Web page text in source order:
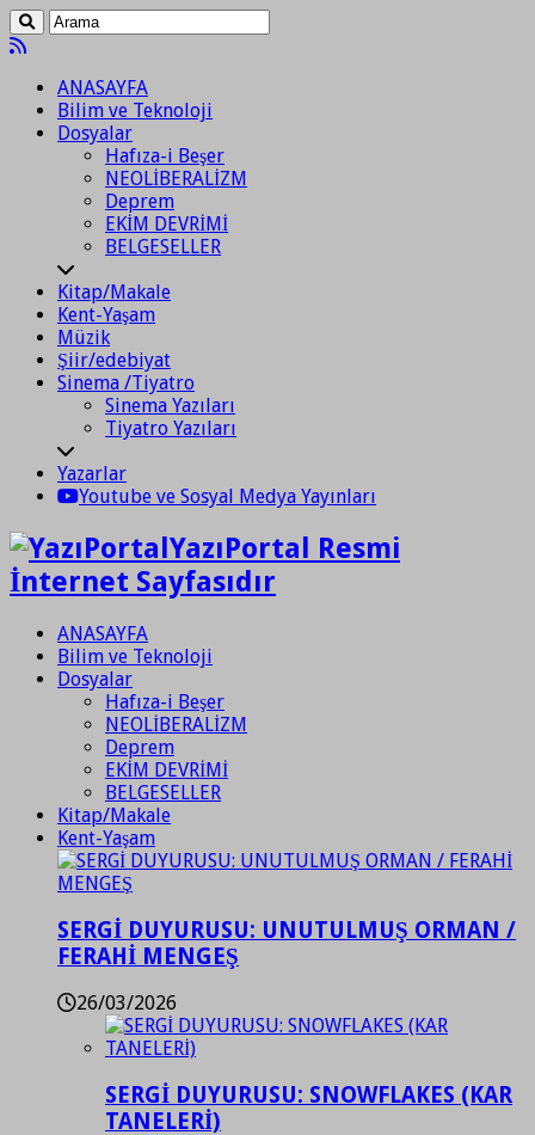
ANASAYFA
Bilim ve Teknoloji
Dosyalar
Hafıza-i Beşer
NEOLİBERALİZM
Deprem
EKİM DEVRİMİ
BELGESELLER
Kitap/Makale
Kent-Yaşam
Müzik
Şiir/edebiyat
Sinema /Tiyatro
Sinema Yazıları
Tiyatro Yazıları
Yazarlar
Youtube ve Sosyal Medya Yayınları
YazıPortal Resmi
İnternet Sayfasıdır
ANASAYFA
Bilim ve Teknoloji
Dosyalar
Hafıza-i Beşer
NEOLİBERALİZM
Deprem
EKİM DEVRİMİ
BELGESELLER
Kitap/Makale
Kent-Yaşam
SERGİ DUYURUSU: UNUTULMUŞ ORMAN /
FERAHİ MENGEŞ
26/03/2026
SERGİ DUYURUSU: SNOWFLAKES (KAR
TANELERİ)